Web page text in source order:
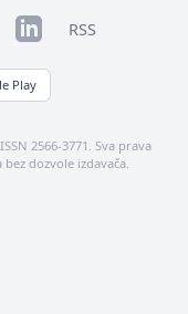
LinkedInRSS
Play
2566-3771. Sva prava
dozvole izdavača.